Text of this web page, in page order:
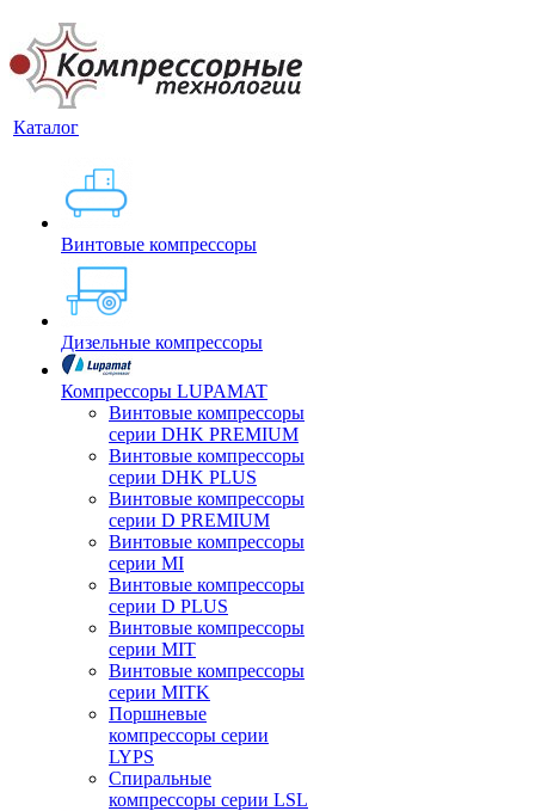
Каталог
Винтовые компрессоры
Дизельные компрессоры
Компрессоры LUPAMAT
Винтовые компрессоры
серии DHK PREMIUM
Винтовые компрессоры
серии DHK PLUS
Винтовые компрессоры
серии D PREMIUM
Винтовые компрессоры
серии MI
Винтовые компрессоры
серии D PLUS
Винтовые компрессоры
серии MIT
Винтовые компрессоры
серии MITK
Поршневые
компрессоры серии
LYPS
Спиральные
компрессоры серии LSL